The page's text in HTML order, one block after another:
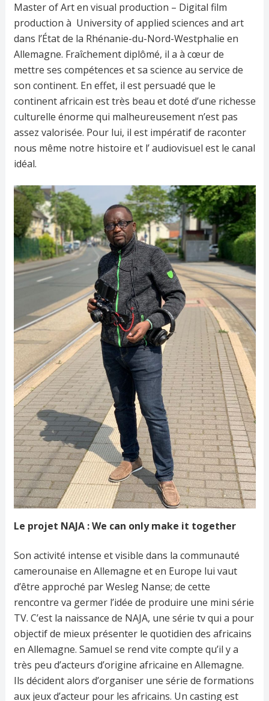
Master of Art en visual production – Digital film
production à University of applied sciences and art
dans l’État de la Rhénanie-du-Nord-Westphalie en
Allemagne. Fraîchement diplômé, il a à cœur de
mettre ses compétences et sa science au service de
son continent. En effet, il est persuadé que le
continent africain est très beau et doté d’une richesse
culturelle énorme qui malheureusement n’est pas
assez valorisée. Pour lui, il est impératif de raconter
nous même notre histoire et l’ audiovisuel est le canal
idéal.
Le projet NAJA : We can only make it together
Son activité intense et visible dans la communauté
camerounaise en Allemagne et en Europe lui vaut
d’être approché par Wesleg Nanse; de cette
rencontre va germer l’idée de produire une mini série
TV. C’est la naissance de NAJA, une série tv qui a pour
objectif de mieux présenter le quotidien des africains
en Allemagne. Samuel se rend vite compte qu’il y a
très peu d’acteurs d’origine africaine en Allemagne.
Ils décident alors d’organiser une série de formations
aux jeux d’acteur pour les africains. Un casting est